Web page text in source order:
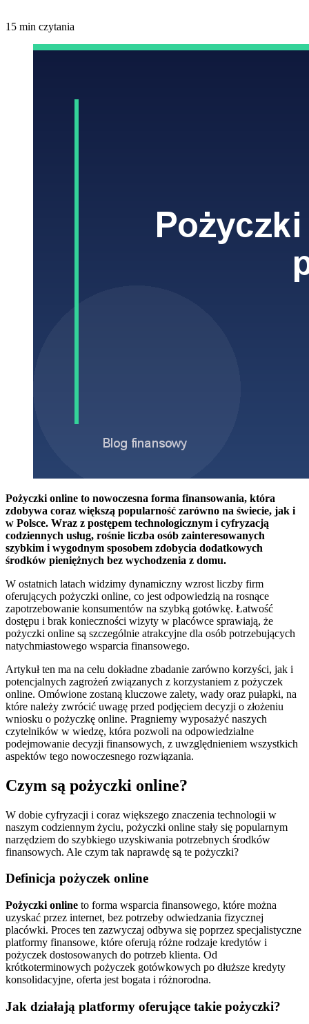
15 min czytania
Pożyczki online to nowoczesna forma finansowania, która
zdobywa coraz większą popularność zarówno na świecie, jak i
w Polsce. Wraz z postępem technologicznym i cyfryzacją
codziennych usług, rośnie liczba osób zainteresowanych
szybkim i wygodnym sposobem zdobycia dodatkowych
środków pieniężnych bez wychodzenia z domu.
W ostatnich latach widzimy dynamiczny wzrost liczby firm
oferujących pożyczki online, co jest odpowiedzią na rosnące
zapotrzebowanie konsumentów na szybką gotówkę. Łatwość
dostępu i brak konieczności wizyty w placówce sprawiają, że
pożyczki online są szczególnie atrakcyjne dla osób potrzebujących
natychmiastowego wsparcia finansowego.
Artykuł ten ma na celu dokładne zbadanie zarówno korzyści, jak i
potencjalnych zagrożeń związanych z korzystaniem z pożyczek
online. Omówione zostaną kluczowe zalety, wady oraz pułapki, na
które należy zwrócić uwagę przed podjęciem decyzji o złożeniu
wniosku o pożyczkę online. Pragniemy wyposażyć naszych
czytelników w wiedzę, która pozwoli na odpowiedzialne
podejmowanie decyzji finansowych, z uwzględnieniem wszystkich
aspektów tego nowoczesnego rozwiązania.
Czym są pożyczki online?
W dobie cyfryzacji i coraz większego znaczenia technologii w
naszym codziennym życiu, pożyczki online stały się popularnym
narzędziem do szybkiego uzyskiwania potrzebnych środków
finansowych. Ale czym tak naprawdę są te pożyczki?
Definicja pożyczek online
Pożyczki online to forma wsparcia finansowego, które można
uzyskać przez internet, bez potrzeby odwiedzania fizycznej
placówki. Proces ten zazwyczaj odbywa się poprzez specjalistyczne
platformy finansowe, które oferują różne rodzaje kredytów i
pożyczek dostosowanych do potrzeb klienta. Od
krótkoterminowych pożyczek gotówkowych po dłuższe kredyty
konsolidacyjne, oferta jest bogata i różnorodna.
Jak działają platformy oferujące takie pożyczki?